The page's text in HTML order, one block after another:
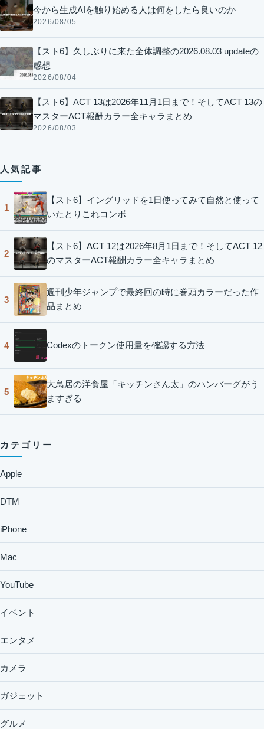
今から生成AIを触り始める人は何をしたら良いのか
2026/08/05
【スト6】久しぶりに来た全体調整の2026.08.03 updateの
感想
2026/08/04
【スト6】ACT 13は2026年11月1日まで！そしてACT 13の
マスターACT報酬カラー全キャラまとめ
2026/08/03
人気記事
1
【スト6】イングリッドを1日使ってみて自然と使って
いたとりこれコンボ
2
【スト6】ACT 12は2026年8月1日まで！そしてACT 12
のマスターACT報酬カラー全キャラまとめ
3
週刊少年ジャンプで最終回の時に巻頭カラーだった作
品まとめ
4 Codexのトークン使用量を確認する方法
5
大鳥居の洋食屋「キッチンさん太」のハンバーグがう
ますぎる
カテゴリー
Apple
DTM
iPhone
Mac
YouTube
イベント
エンタメ
カメラ
ガジェット
グルメ